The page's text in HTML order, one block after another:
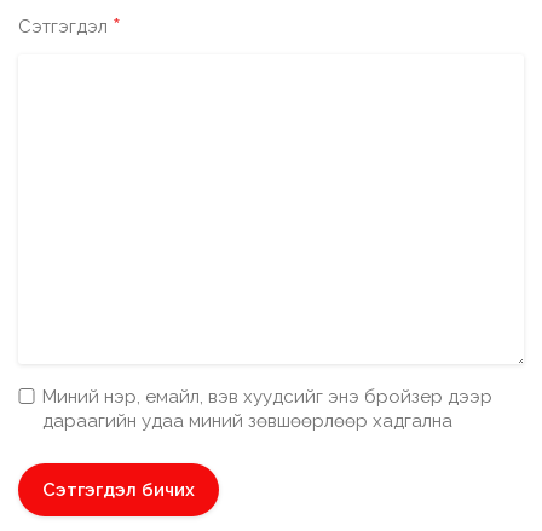
Сэтгэгдэл *
Миний нэр, емайл, вэв хуудсийг энэ бройзер дээр
дараагийн удаа миний зөвшөөрлөөр хадгална